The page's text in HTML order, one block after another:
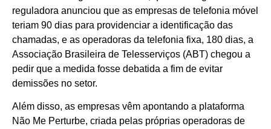
reguladora anunciou que as empresas de telefonia móvel
teriam 90 dias para providenciar a identificação das
chamadas, e as operadoras da telefonia fixa, 180 dias, a
Associação Brasileira de Telesserviços (ABT) chegou a
pedir que a medida fosse debatida a fim de evitar
demissões no setor.
Além disso, as empresas vêm apontando a plataforma
Não Me Perturbe, criada pelas próprias operadoras de